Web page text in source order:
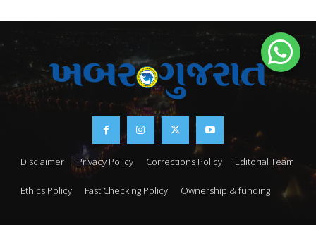
Disclaimer Privacy Policy Corrections Policy Editorial Team
Ethics Policy Fast Checking Policy Ownership & funding